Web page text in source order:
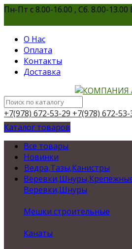
Пн-Пт с 8.00-16.00 , Сб. 8.00-
О Нас
Оплата
Контакты
Доставка
+7(978) 672-53-29 +7(978) 672-53-
Каталог товаров
Все товары
Новинки
Ведра,Тазы,Канистры
Веревки,Шнуры
Мешки строительные
Канаты